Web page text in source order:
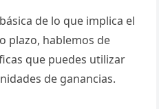
de lo que implica el
plazo, hablemos de
que puedes utilizar
de ganancias.